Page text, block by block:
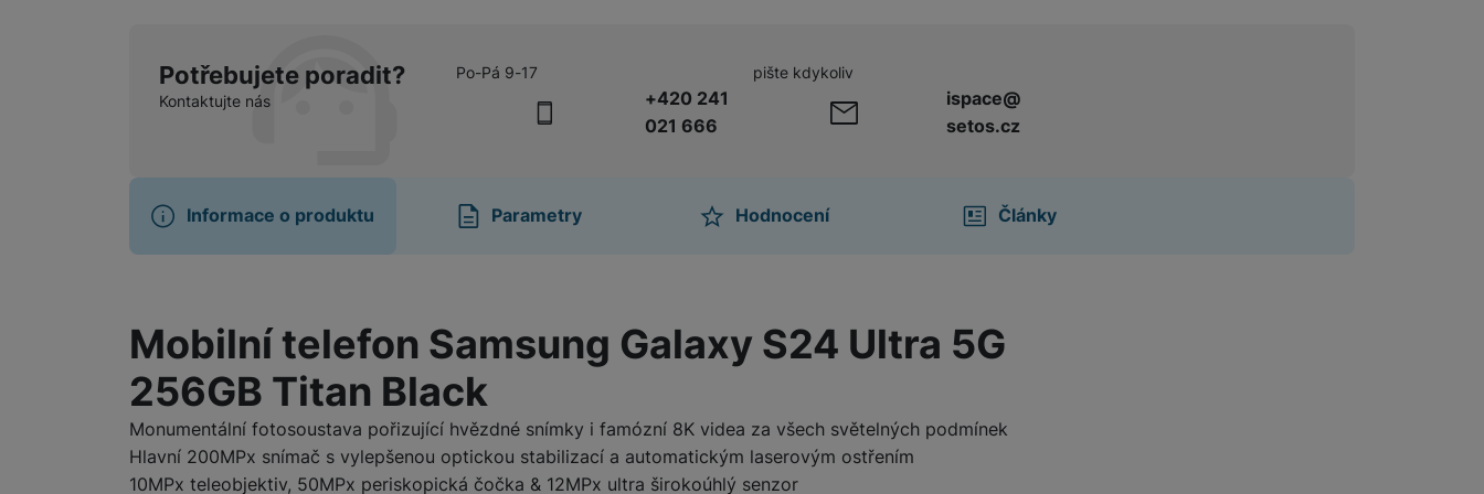
Potřebujete poradit?
Kontaktujte nás
Po-Pá 9-17
+420 241
021 666
pište kdykoliv
ispace@
setos.cz
Informace o produktu Parametry Hodnocení Články
Mobilní telefon Samsung Galaxy S24 Ultra 5G
256GB Titan Black
Monumentální fotosoustava pořizující hvězdné snímky i famózní 8K videa za všech světelných podmínek
Hlavní 200MPx snímač s vylepšenou optickou stabilizací a automatickým laserovým ostřením
10MPx teleobjektiv, 50MPx periskopická čočka & 12MPx ultra širokoúhlý senzor